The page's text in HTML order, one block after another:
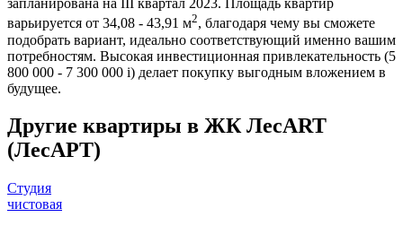
запланирована на III квартал 2023. Площадь квартир
варьируется от 34,08 - 43,91 м2, благодаря чему вы сможете
подобрать вариант, идеально соответствующий именно вашим
потребностям. Высокая инвестиционная привлекательность (5
800 000 - 7 300 000 i) делает покупку выгодным вложением в
будущее.
Другие квартиры в ЖК ЛесART
(ЛесАРТ)
Студия
чистовая